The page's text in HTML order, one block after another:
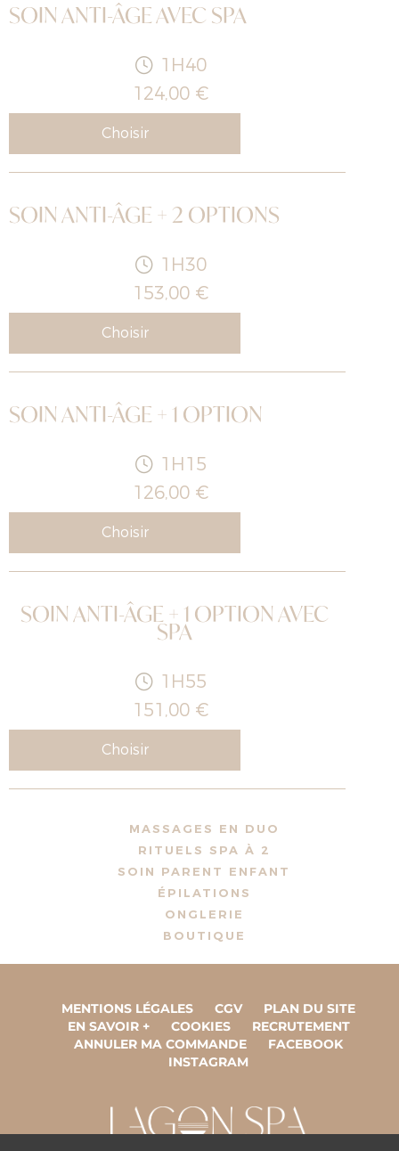
SOIN ANTI-ÂGE AVEC SPA
1H40
124,00 €
Choisir
SOIN ANTI-ÂGE + 2 OPTIONS
1H30
153,00 €
Choisir
SOIN ANTI-ÂGE + 1 OPTION
1H15
126,00 €
Choisir
SOIN ANTI-ÂGE + 1 OPTION AVEC
SPA
1H55
151,00 €
Choisir
MASSAGES EN DUO
RITUELS SPA À 2
SOIN PARENT ENFANT
ÉPILATIONS
ONGLERIE
BOUTIQUE
MENTIONS LÉGALES CGV
PLAN DU SITE
EN SAVOIR +
COOKIES
RECRUTEMENT
ANNULER MA COMMANDE
FACEBOOK
INSTAGRAM